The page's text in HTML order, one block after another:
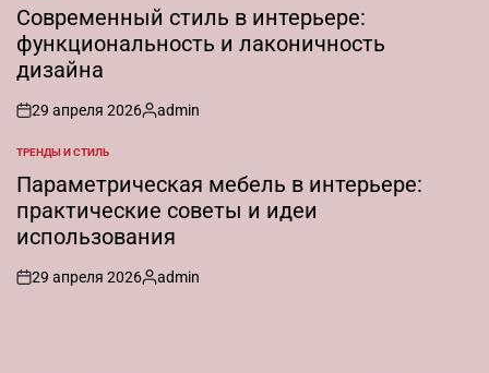
В
Современный стиль в интерьере:
функциональность и лаконичность
дизайна
on
29 апреля 2026
Запись
admin
ОПУБЛИКОВАНО
В
ТРЕНДЫ И СТИЛЬ
Параметрическая мебель в интерьере:
практические советы и идеи
использования
on
29 апреля 2026
Запись
admin